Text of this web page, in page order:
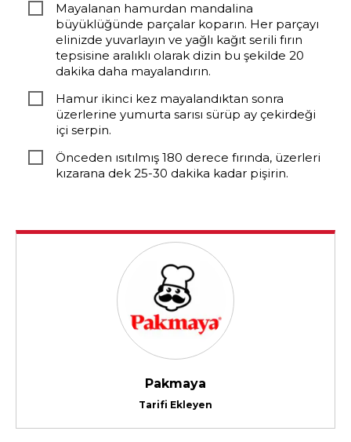
Mayalanan hamurdan mandalina
büyüklüğünde parçalar koparın. Her parçayı
elinizde yuvarlayın ve yağlı kağıt serili fırın
tepsisine aralıklı olarak dizin bu şekilde 20
dakika daha mayalandırın.
Hamur ikinci kez mayalandıktan sonra
üzerlerine yumurta sarısı sürüp ay çekirdeği
içi serpin.
Önceden ısıtılmış 180 derece fırında, üzerleri
kızarana dek 25-30 dakika kadar pişirin.
Pakmaya
Tarifi Ekleyen